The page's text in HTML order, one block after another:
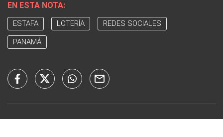
EN ESTA NOTA:
ESTAFA LOTERÍA REDES SOCIALES
PANAMÁ